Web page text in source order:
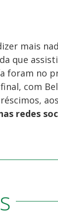
mais
que
foram no
com
redes